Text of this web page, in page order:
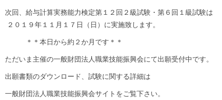
次回、給与計算実務能力検定第１２回２級試験・第６回１級試験は
２０１９年１１月１７日（日）に実施致します。
＊＊本日から約２か月です＊＊
ただいま主催の一般財団法人職業技能振興会にて出願受付中です。
出願書類のダウンロード、試験に関する詳細は
一般財団法人職業技能振興会サイトをご覧下さい。